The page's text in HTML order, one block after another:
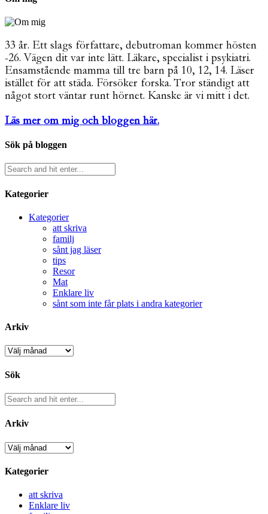
33 år. Ett slags författare, debutroman kommer hösten
-26. Vägen dit var inte lätt. Läkare, specialist i psykiatri.
Ensamstående mamma till tre barn på 10, 12, 14. Läser
istället för att städa. Försöker forska. Tror ständigt att
något stort väntar runt hörnet. Kanske är vi mitt i det.
Läs mer om mig och bloggen här.
Sök på bloggen
Kategorier
Kategorier
att skriva
familj
sånt jag läser
tips
Resor
Mat
Enklare liv
sånt som inte får plats i andra kategorier
Arkiv
Arkiv
Sök
Arkiv
Arkiv
Kategorier
att skriva
Enklare liv